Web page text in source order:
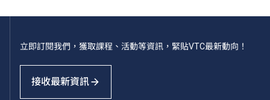
立即訂閱我們，獲取課程、活動等資訊，緊貼VTC最新動向！
接收最新資訊